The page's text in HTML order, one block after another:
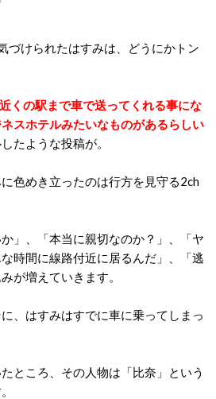
づけられたはすみは、どうにかトン
くの駅まで車で送ってくれる事にな
スホテルみたいなものがあるらしい
たような投稿が。
色めき立ったのは行方を見守る2ch
か」、「本当に親切なのか？」、「ヤ
時間に線路付近に居るんだ」、「逃
が増えていきます。
、はすみはすでに車に乗ってしまっ
ところ、その人物は「比奈」という